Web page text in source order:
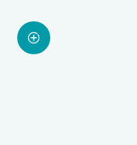
Loading...